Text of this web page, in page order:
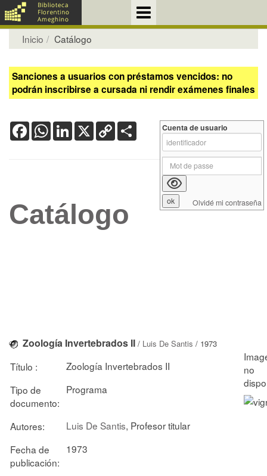
Inicio Catálogo
Sanciones a usuarios con préstamos vencidos: no
podrán inscribirse a cursada ni rendir exámenes finales
FacebookWhatsApp
LinkedIn
X Copy
Link
Catálogo
Zoología Invertebrados II / Luis De Santis / 1973
Título :
Zoología Invertebrados II
Tipo de
documento:
Programa
Autores: Luis De Santis, Profesor titular
Fecha de
publicación:
1973
Cuenta de usuario
Olvidé mi contraseña